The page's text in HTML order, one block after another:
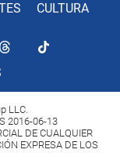
CULTURA
LLC.
2016-06-13
DE CUALQUIER
EXPRESA DE LOS